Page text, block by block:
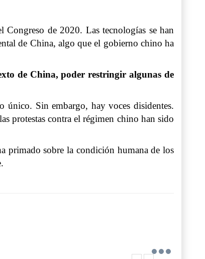
de 2020. Las tecnologías se han
de China, algo que el gobierno chino ha
de China, poder restringir algunas de
único. Sin embargo, hay voces disidentes.
protestas contra el régimen chino han sido
primado sobre la condición humana de los